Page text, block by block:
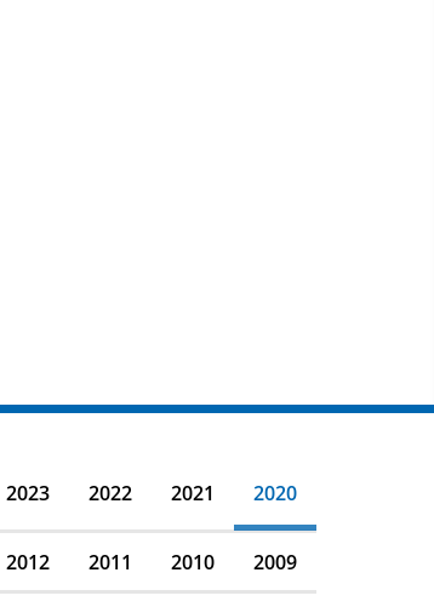
2023 2022 2021 2020
2012 2011 2010 2009